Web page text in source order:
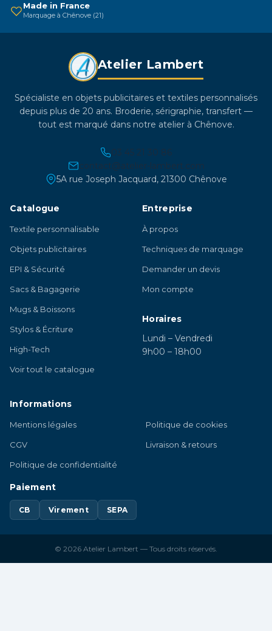
Made in France
Marquage à Chênove (21)
Atelier Lambert
Spécialiste en objets publicitaires et textiles personnalisés
depuis plus de 20 ans. Broderie, sérigraphie, transfert —
tout est marqué dans notre atelier à Chênove.
03 45 21 30 86
contact@atelier-lambert.com
5A rue Joseph Jacquard, 21300 Chênove
Catalogue
Textile personnalisable
Objets publicitaires
EPI & Sécurité
Sacs & Bagagerie
Mugs & Boissons
Stylos & Écriture
High-Tech
Voir tout le catalogue
Entreprise
À propos
Techniques de marquage
Demander un devis
Mon compte
Horaires
Lundi – Vendredi
9h00 – 18h00
Informations
Mentions légales
CGV
Politique de confidentialité
Politique de cookies
Livraison & retours
Paiement
CB Virement SEPA
© 2026 Atelier Lambert — Tous droits réservés.